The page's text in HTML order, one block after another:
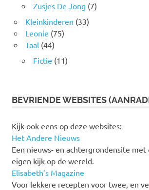
Zusjes De Jong (7)
Kleinkinderen (33)
Leonie (75)
Taal(44)
Fictie (11)
BEVRIENDE WEBSITES
Kijk ook eens op deze websites:
Het Andere Nieuws
Een nieuws- en achtergrondensite met
eigen kijk op de wereld.
Elisabeth’s Magazine
Voor lekkere recepten voor twee, en